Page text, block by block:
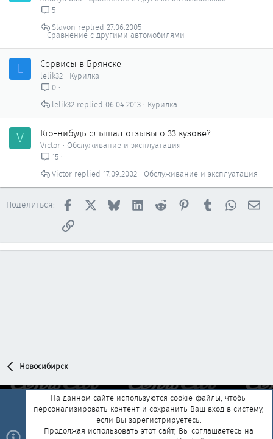
5
Сравнение с другими автомобилями
27.06.2005
Slavon
L Сервисы в Брянске
lelik32
Курилка
0
Курилка
06.04.2013
lelik32
V Кто-нибудь слышал отзывы о 33 кузове?
Victor
Обслуживание и эксплуатация
15
Обслуживание и эксплуатация
17.09.2002
Victor
Поделиться: Facebook BlueskyLinkedInReddit PinterestTumblr
Ссылка
Новосибирск
Обратная связь
Условия и правила
Политика конфиденциальности
Помощь Главная
R
На данном сайте используются cookie-файлы, чтобы
персонализировать контент и сохранить Ваш вход в систему,
если Вы зарегистрируетесь.
Продолжая использовать этот сайт, Вы соглашаетесь на